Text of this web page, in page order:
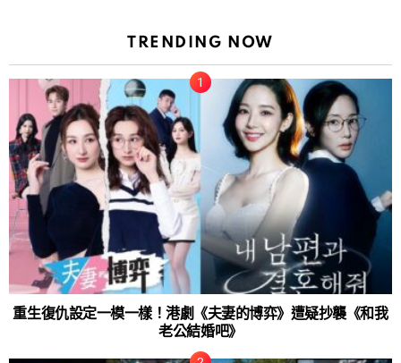
TRENDING NOW
重生復仇設定一模一樣！港劇《夫妻的博弈》遭疑抄襲《和我
老公結婚吧》